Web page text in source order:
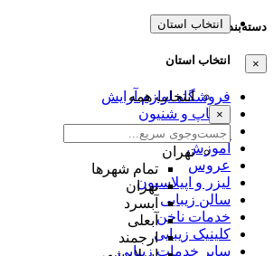
دسته‌بندی‌ها
×
فروشگاه لوازم آرایش
میکاپ و شنیون
مژه و ابرو
آموزش
عروس
لیزر و اپیلاسیون
سالن زیبایی
خدمات ناخن
کلینیک زیبایی
سایر خدمات زیبایی
انتخاب استان
انتخاب استان
انتخاب همه
×
تهران
تمام شهر‌ها
تهران
آبسرد
آبعلی
ارجمند